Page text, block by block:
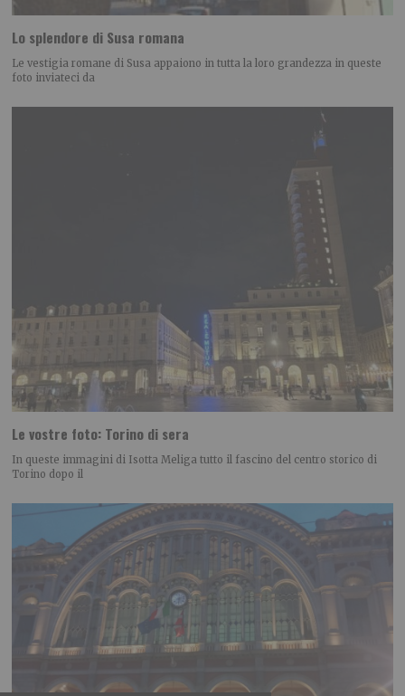
Lo splendore di Susa romana
Le vestigia romane di Susa appaiono in tutta la loro grandezza in queste
foto inviateci da
Le vostre foto: Torino di sera
In queste immagini di Isotta Meliga tutto il fascino del centro storico di
Torino dopo il